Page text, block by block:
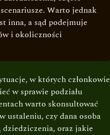
Warto jednak
inna, a sąd podejmuje
i okoliczności
w których członkowie
w sprawie podziału
warto skonsultować
ustaleniu, czy dana osoba
dziedziczenia, oraz jakie